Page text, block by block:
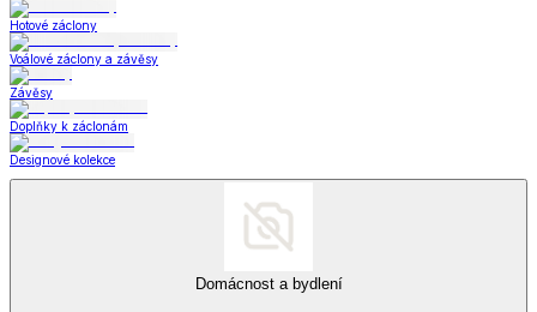
Hotové záclony
Voálové záclony a závěsy
Závěsy
Doplňky k záclonám
Designové kolekce
Domácnost a bydlení